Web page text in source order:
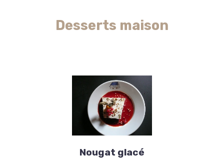
Desserts maison
maison
Nougat glacé